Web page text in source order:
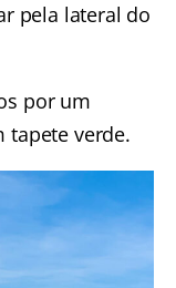
pela lateral do
por um
tapete verde.